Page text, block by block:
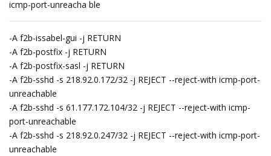
icmp-port-unreacha ble
-A f2b-issabel-gui -j RETURN
-A f2b-postfix -j RETURN
-A f2b-postfix-sasl -j RETURN
-A f2b-sshd -s 218.92.0.172/32 -j REJECT --reject-with icmp-port-
unreachable
-A f2b-sshd -s 61.177.172.104/32 -j REJECT --reject-with icmp-
port-unreachable
-A f2b-sshd -s 218.92.0.247/32 -j REJECT --reject-with icmp-port-
unreachable